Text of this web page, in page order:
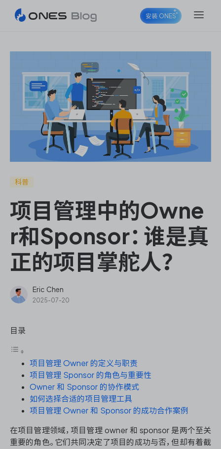
ONES Project
ONES Wiki
ONES Desk
ONES Assistant
测试管理
研发效能管理
资源和工时管理
安装 ONES
科普
项目管理中的Owne
r和Sponsor：谁是真
正的项目掌舵人？
Eric Chen
2025-07-20
目录
项目管理 Owner 的定义与职责
项目管理 Sponsor 的角色与重要性
Owner 和 Sponsor 的协作模式
如何选择合适的项目管理工具
项目管理 Owner 和 Sponsor 的成功合作案例
在项目管理领域，项目管理 owner 和 sponsor 是两个至关
重要的角色。它们共同决定了项目的成功与否，但却有着截